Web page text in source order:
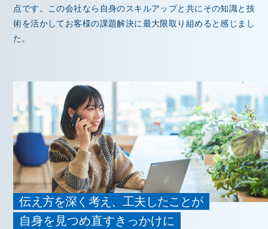
点です。この会社なら自身のスキルアップと共にその知識と技
術を活かしてお客様の課題解決に最大限取り組めると感じまし
た。
伝え方を深く考え、工夫したことが
自身を見つめ直すきっかけに